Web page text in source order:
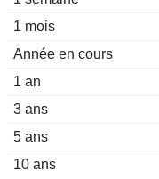
1 mois
Année en cours
1 an
3 ans
5 ans
10 ans